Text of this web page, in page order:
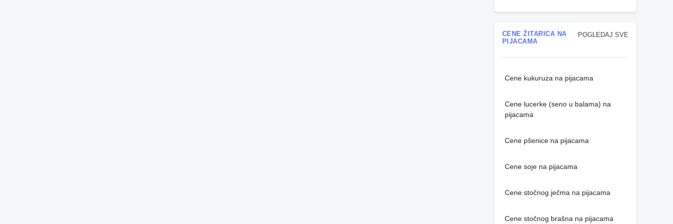
POGLEDAJ SVE
CENE ŽITARICA NA
PIJACAMA
Cene kukuruza na pijacama
Cene lucerke (seno u balama) na
pijacama
Cene pšenice na pijacama
Cene soje na pijacama
Cene stočnog ječma na pijacama
Cene stočnog brašna na pijacama